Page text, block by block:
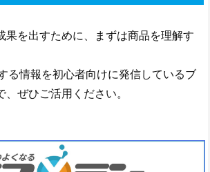
果を出すために、まずは商品を理解す
る情報を初心者向けに発信しているブ
、ぜひご活用ください。